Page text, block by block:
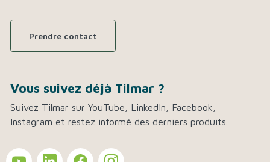
Prendre contact
Vous suivez déjà Tilmar ?
Suivez Tilmar sur YouTube, LinkedIn, Facebook,
Instagram et restez informé des derniers produits.